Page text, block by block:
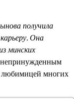
получила
Она
минских
любимицей многих